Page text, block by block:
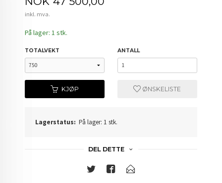
inkl. mva.
På lager: 1 stk.
TOTALVEKT ANTALL
KJØP ØNSKELISTE
Lagerstatus: På lager: 1 stk.
DEL DETTE